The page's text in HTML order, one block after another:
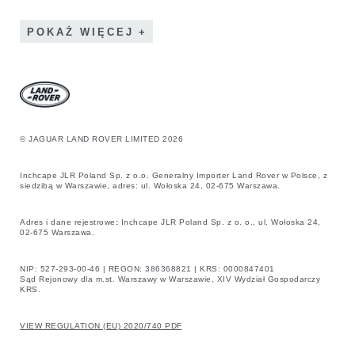
POKAŻ WIĘCEJ
© JAGUAR LAND ROVER LIMITED 2026
Inchcape JLR Poland Sp. z o.o. Generalny Importer Land Rover w Polsce, z
siedzibą w Warszawie, adres: ul. Wołoska 24, 02-675 Warszawa.
Adres i dane rejestrowe : Inchcape JLR Poland Sp. z o. o., ul. Wołoska 24,
02-675 Warszawa.
NIP: 527-293-00-46 | REGON: 386368821 | KRS: 0000847401
Sąd Rejonowy dla m.st. Warszawy w Warszawie, XIV Wydział Gospodarczy
KRS.
VIEW REGULATION (EU) 2020/740 PDF